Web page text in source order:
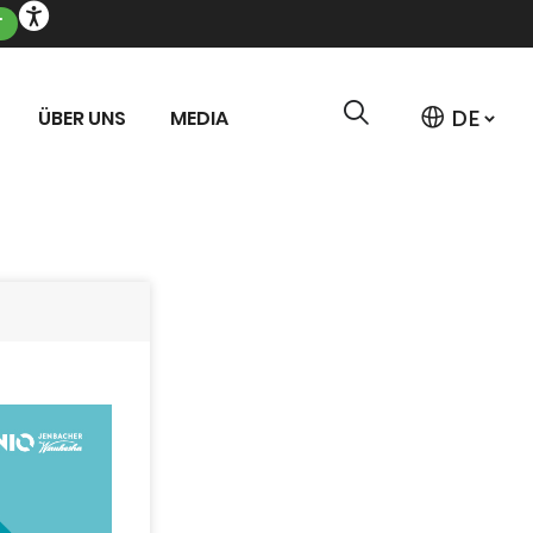
ÜBER UNS MEDIA